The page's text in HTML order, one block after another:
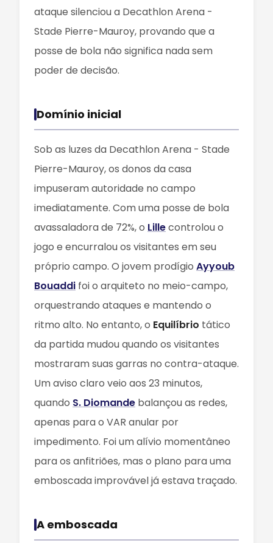
ataque silenciou a Decathlon Arena -
Stade Pierre-Mauroy, provando que a
posse de bola não significa nada sem
poder de decisão.
Domínio inicial
Sob as luzes da Decathlon Arena - Stade
Pierre-Mauroy, os donos da casa
impuseram autoridade no campo
imediatamente. Com uma posse de bola
avassaladora de 72%, o Lillecontrolou o
jogo e encurralou os visitantes em seu
próprio campo. O jovem prodígio Ayyoub
Bouaddi foi o arquiteto no meio-campo,
orquestrando ataques e mantendo o
ritmo alto. No entanto, o Equilíbrio tático
da partida mudou quando os visitantes
mostraram suas garras no contra-ataque.
Um aviso claro veio aos 23 minutos,
quando S. Diomande balançou as redes,
apenas para o VAR anular por
impedimento. Foi um alívio momentâneo
para os anfitriões, mas o plano para uma
emboscada improvável já estava traçado.
A emboscada